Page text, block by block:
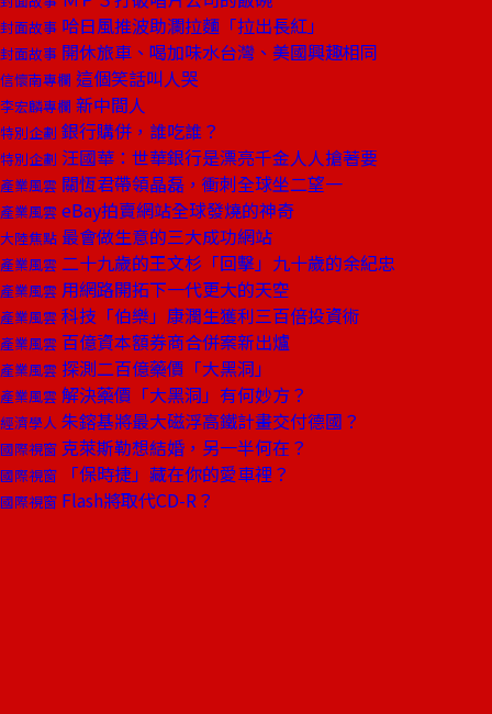
封面故事 哈日風推波助瀾拉麵「拉出長紅」
封面故事 開休旅車、喝加味水台灣、美國興趣相同
信懷南專欄 這個笑話叫人哭
李宏麟專欄 新中間人
特別企劃 銀行購併，誰吃誰？
特別企劃 汪國華：世華銀行是漂亮千金人人搶著要
產業風雲 關恆君帶領晶磊，衝刺全球坐二望一
產業風雲 eBay拍賣網站全球發燒的神奇
大陸焦點 最會做生意的三大成功網站
產業風雲 二十九歲的王文杉「回擊」九十歲的余紀忠
產業風雲 用網路開拓下一代更大的天空
產業風雲 科技「伯樂」康潤生獲利三百倍投資術
產業風雲 百億資本額券商合併案新出爐
產業風雲 探測二百億藥價「大黑洞」
產業風雲 解決藥價「大黑洞」有何妙方？
經濟學人 朱鎔基將最大磁浮高鐵計畫交付德國？
國際視窗 克萊斯勒想結婚，另一半何在？
國際視窗 「保時捷」藏在你的愛車裡？
國際視窗 Flash將取代CD-R？